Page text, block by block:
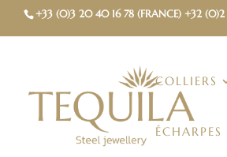
+33 (0)3 20 40 16 78 (FRANCE) +32 (0)2
COLLIERS
ÉCHARPES